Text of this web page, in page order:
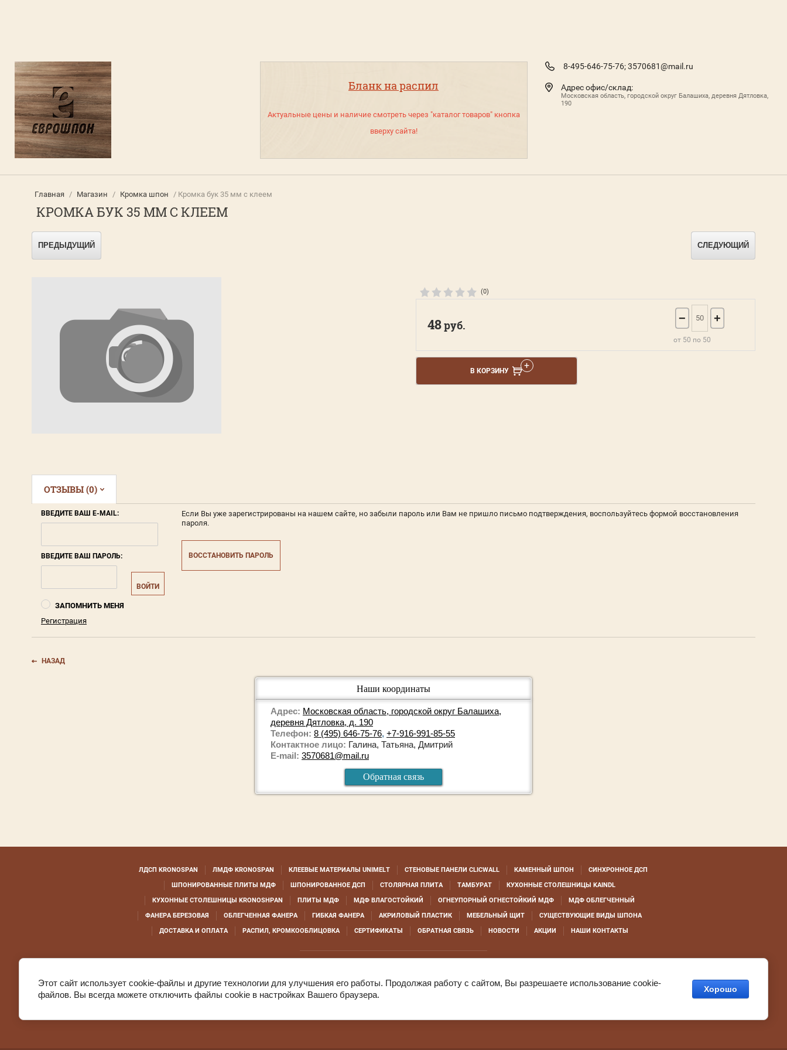
Бланк на распил
Актуальные цены и наличие смотреть через "каталог товаров" кнопка
вверху сайта!
8-495-646-75-76; 3570681@mail.ru
Адрес офис/склад:
Московская область, городской округ Балашиха, деревня Дятловка,
190
Главная / Магазин / Кромка шпон / Кромка бук 35 мм с клеем
КРОМКА БУК 35 ММ С КЛЕЕМ
ПРЕДЫДУЩИЙ СЛЕДУЮЩИЙ
(0)
48руб. − +
от 50 по 50
В КОРЗИНУ
ОТЗЫВЫ (0)
ВВЕДИТЕ ВАШ E-MAIL:
ВВЕДИТЕ ВАШ ПАРОЛЬ:
ВОЙТИ
ЗАПОМНИТЬ МЕНЯ
Регистрация
Если Вы уже зарегистрированы на нашем сайте, но забыли пароль или Вам не пришло письмо подтверждения, воспользуйтесь формой восстановления
пароля.
ВОССТАНОВИТЬ ПАРОЛЬ
НАЗАД
Наши координаты
Адрес: Московская область, городской округ Балашиха,
деревня Дятловка, д. 190
Телефон: 8 (495) 646-75-76, +7-916-991-85-55
Контактное лицо: Галина, Татьяна, Дмитрий
E-mail: 3570681@mail.ru
Обратная связь
ЛДСП KRONOSPAN ЛМДФ KRONOSPAN КЛЕЕВЫЕ МАТЕРИАЛЫ UNIMELT СТЕНОВЫЕ ПАНЕЛИ CLICWALL КАМЕННЫЙ ШПОН
СИНХРОННОЕ ДСП
ШПОНИРОВАННЫЕ ПЛИТЫ МДФ
ШПОНИРОВАННОЕ ДСП СТОЛЯРНАЯ ПЛИТА ТАМБУРАТ
КУХОННЫЕ СТОЛЕШНИЦЫ KAINDL
КУХОННЫЕ СТОЛЕШНИЦЫ KRONOSHPAN
ПЛИТЫ МДФ МДФ ВЛАГОСТОЙКИЙ ОГНЕУПОРНЫЙ ОГНЕСТОЙКИЙ МДФ
МДФ ОБЛЕГЧЕННЫЙ
ФАНЕРА БЕРЕЗОВАЯ
ОБЛЕГЧЕННАЯ ФАНЕРА ГИБКАЯ ФАНЕРА АКРИЛОВЫЙ ПЛАСТИК МЕБЕЛЬНЫЙ ЩИТ
СУЩЕСТВУЮЩИЕ ВИДЫ ШПОНА
ДОСТАВКА И ОПЛАТА
РАСПИЛ, КРОМКООБЛИЦОВКА СЕРТИФИКАТЫ ОБРАТНАЯ СВЯЗЬ НОВОСТИ АКЦИИ НАШИ КОНТАКТЫ
Этот сайт использует cookie-файлы и другие технологии для улучшения его работы. Продолжая работу с сайтом, Вы разрешаете использование cookie-
файлов. Вы всегда можете отключить файлы cookie в настройках Вашего браузера.
Хорошо